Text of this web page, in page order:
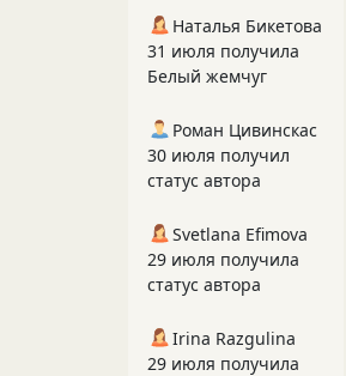
Наталья Бикетова
31 июля получила
Белый жемчуг
Роман Цивинскас
30 июля получил
статус автора
Svetlana Efimova
29 июля получила
статус автора
Irina Razgulina
29 июля получила